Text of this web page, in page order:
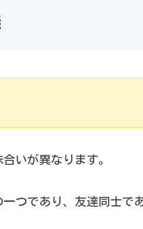
いが異なります。
つであり、友達同士で